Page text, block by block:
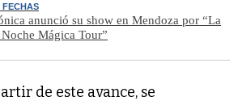
FECHAS
anunció su show en Mendoza por “La
Mágica Tour”
de este avance, se